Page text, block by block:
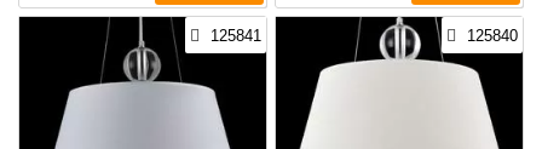
125841 125840